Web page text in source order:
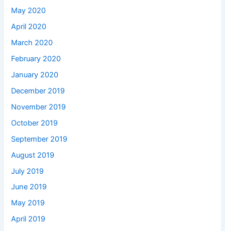
May 2020
April 2020
March 2020
February 2020
January 2020
December 2019
November 2019
October 2019
September 2019
August 2019
July 2019
June 2019
May 2019
April 2019